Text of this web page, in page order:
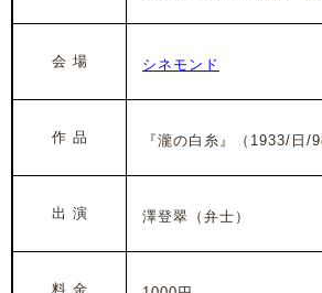
会 場 シネモンド
作 品 『瀧の白糸』（1933/日/
出 演 澤登翠（弁士）
料 金